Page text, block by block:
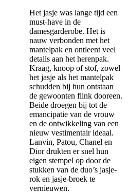
Het jasje was lange tijd een
must-have in de
damesgarderobe. Het is
nauw verbonden met het
mantelpak en ontleent veel
details aan het herenpak.
Kraag, knoop of stof, zowel
het jasje als het mantelpak
schudden bij hun ontstaan
de gewoonten flink dooreen.
Beide droegen bij tot de
emancipatie van de vrouw
en de ontwikkeling van een
nieuw vestimentair ideaal.
Lanvin, Patou, Chanel en
Dior drukten er snel hun
eigen stempel op door de
stukken van de duo’s jasje-
rok en jasje-broek te
vernieuwen.